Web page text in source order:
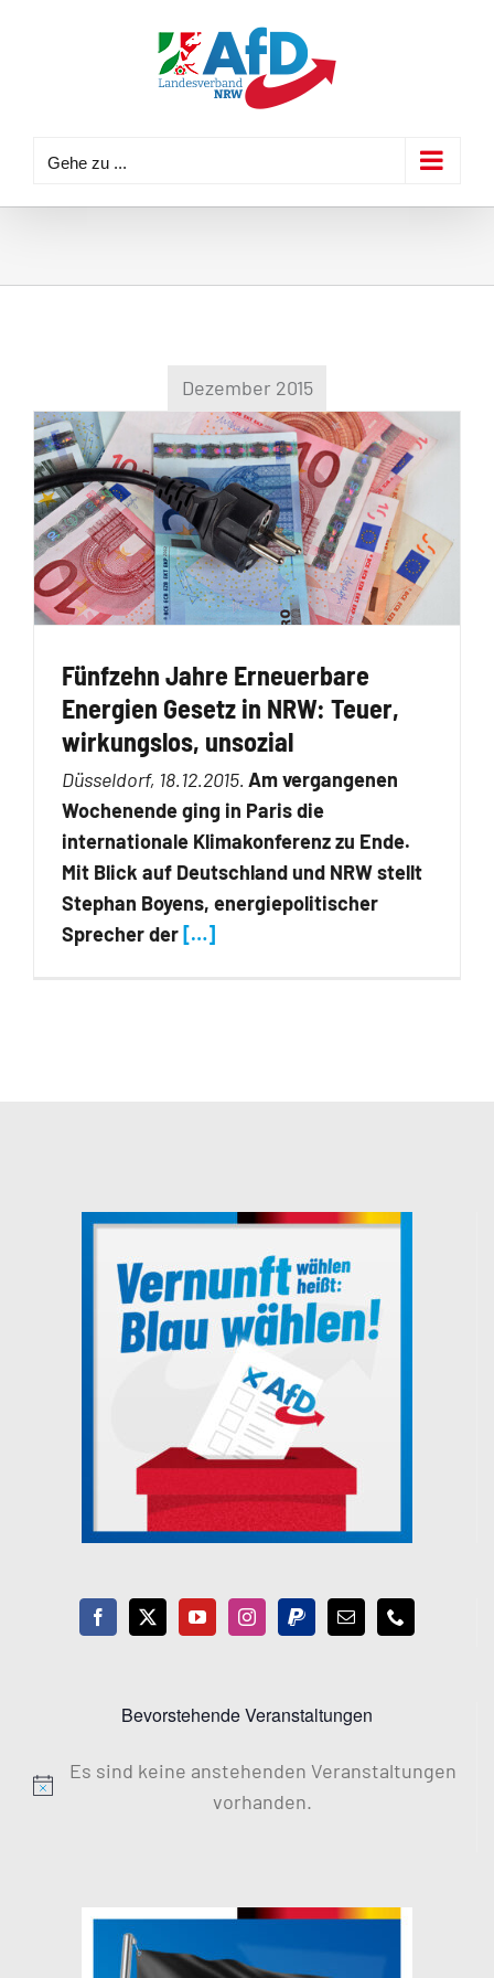
Gehe zu ...
Dezember 2015
Fünfzehn Jahre Erneuerbare
Energien Gesetz in NRW: Teuer,
wirkungslos, unsozial
Düsseldorf, 18.12.2015. Am vergangenen
Wochenende ging in Paris die
internationale Klimakonferenz zu Ende.
Mit Blick auf Deutschland und NRW stellt
Stephan Boyens, energiepolitischer
Sprecher der[…]
Bevorstehende Veranstaltungen
Hinweis
Es sind keine anstehenden Veranstaltungen
vorhanden.